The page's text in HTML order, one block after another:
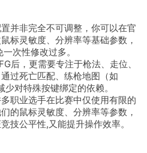
置并非完全不可调整，你可以在官
标灵敏度、分辨率等基础参数，
次性修改过多。
后，更需要专注于枪法、走位、
过死亡匹配、练枪地图（如
少对特殊按键绑定的依赖。
多职业选手在比赛中仅使用有限的
的鼠标灵敏度、分辨率等参数，
技公平性,又能提升操作效率。